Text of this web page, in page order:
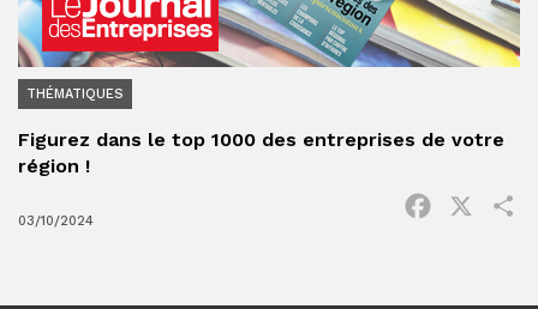
THÉMATIQUES
Figurez dans le top 1000 des entreprises de votre
région !
03/10/2024
Facebook